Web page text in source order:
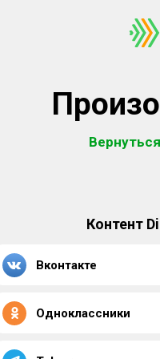
Контент
Вконтакте
Одноклассники